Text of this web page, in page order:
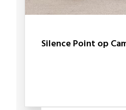
Silence Point op